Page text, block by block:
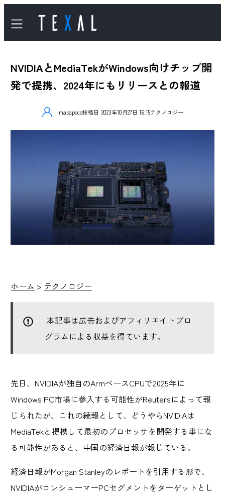
NVIDIAとMediaTekがWindows向けチップ開
発で提携、2024年にもリリースとの報道
masapoco投稿日 2023年10月27日 16:15テクノロジー
ホーム > テクノロジー
本記事は広告およびアフィリエイトプロ
グラムによる収益を得ています。
先日、NVIDIAが独自のArmベースCPUで2025年に
Windows PC市場に参入する可能性がReutersによって報
じられたが、これの続報として、どうやらNVIDIAは
MediaTekと提携して最初のプロセッサを開発する事にな
る可能性があると、中国の経済日報が報じている。
経済日報がMorgan Stanleyのレポートを引用する形で、
NVIDIAがコンシューマーPCセグメントをターゲットとし